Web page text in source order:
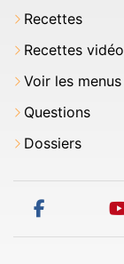
Recettes
Recettes vidéo
Voir les menus
Questions
Dossiers
facebook